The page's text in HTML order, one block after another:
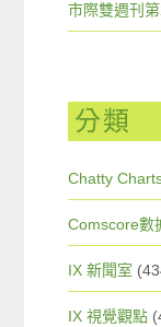
市際雙週刊第
分類
Chatty
Comscore數
IX 新聞室
IX 視覺觀點